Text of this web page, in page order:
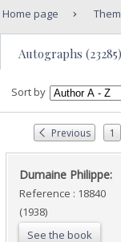
Home page
Autographs (23285)
Sort by
Previous 1
‎Dumaine Philippe: ‎
Reference : 18840
(1938)
See the book